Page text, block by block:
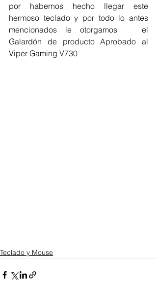
por habernos hecho llegar este
hermoso teclado y por todo lo antes
mencionados le otorgamos   el
Galardón de producto Aprobado al
Viper Gaming V730
Teclado y Mouse